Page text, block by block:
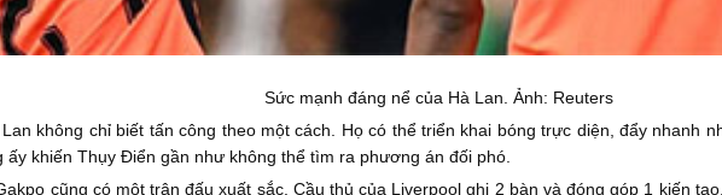
Sức mạnh đáng nể của Hà Lan. Ảnh: Reuters
không chỉ biết tấn công theo một cách. Họ có thể triển khai bóng trực diện, đẩy nhanh
ấy khiến Thụy Điển gần như không thể tìm ra phương án đối phó.
cũng có một trận đấu xuất sắc. Cầu thủ của Liverpool ghi 2 bàn và đóng góp 1 kiến